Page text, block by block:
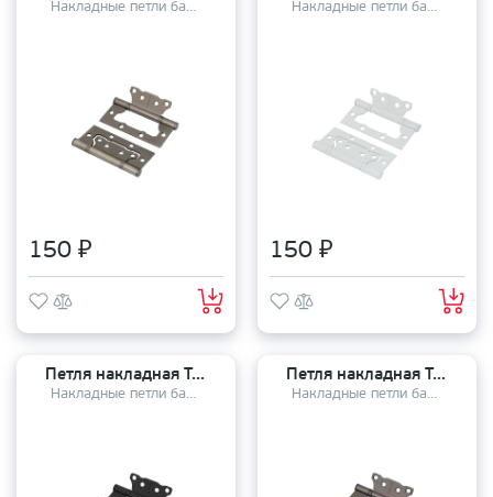
Накладные петли бабочки
150 ₽
Накладные петли бабочки
150 ₽
Петля накладная TANDOOR TD100-2S steel (100*75*2,5) BLACK
Накладные петли бабочки
Петля накладная TANDOOR TD100-2S steel (100*75*2,5) BN
Накладные петли бабочки